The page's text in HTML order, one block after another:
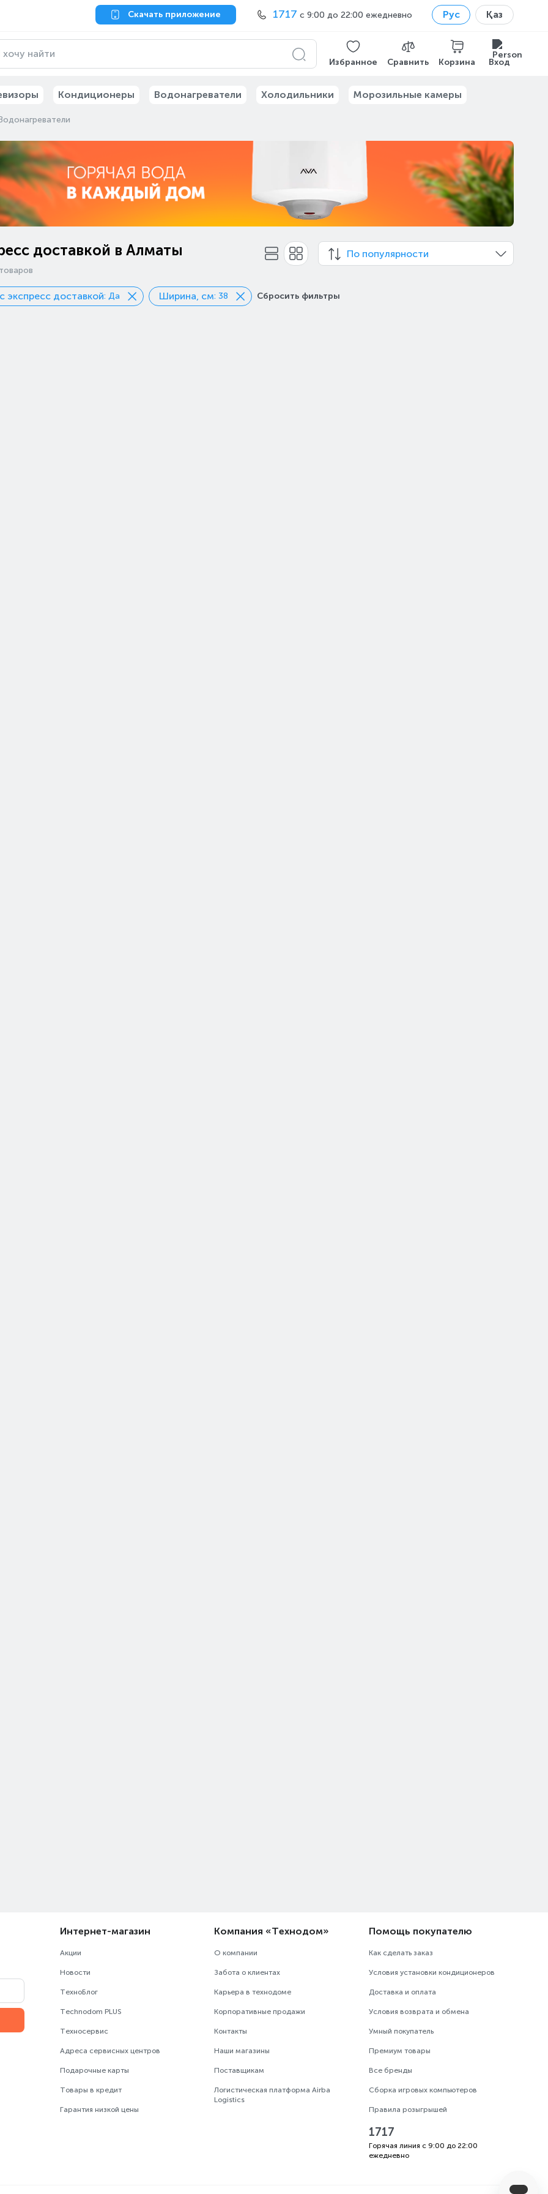
Скачать приложение 1717 с 9:00 до 22:00 ежедневно Рус Қаз
Избранное Сравнить Корзина Вход
Кондиционеры Водонагреватели Холодильники Морозильные камеры
доставкой в Алматы По популярности
экспресс доставкой: Да Ширина, см: 38 Сбросить фильтры
Интернет-магазин
Акции
Новости
ТехноБлог
Technodom PLUS
Техносервис
Адреса сервисных центров
Подарочные карты
Товары в кредит
Гарантия низкой цены
Компания «Технодом»
О компании
Забота о клиентах
Карьера в технодоме
Корпоративные продажи
Контакты
Наши магазины
Поставщикам
Логистическая платформа Airba
Logistics
Помощь покупателю
Как сделать заказ
Условия установки кондиционеров
Доставка и оплата
Условия возврата и обмена
Умный покупатель
Премиум товары
Все бренды
Сборка игровых компьютеров
Правила розыгрышей
1717
Горячая линия с 9:00 до 22:00
ежедневно